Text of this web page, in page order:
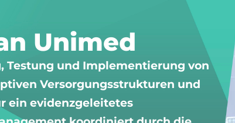
Unimed
Testung und Implementierung von
Versorgungsstrukturen und
ein evidenzgeleitetes